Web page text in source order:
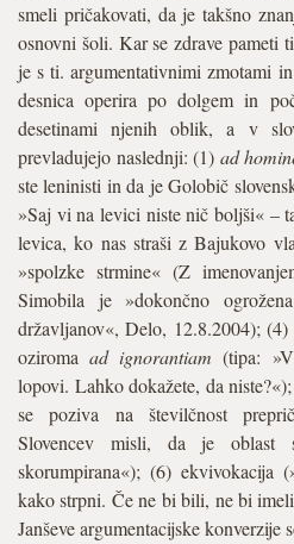
smeli pričakovati, da je takšno
osnovni šoli. Kar se zdrave pameti
je s ti. argumentativnimi zmotami
desnica operira po dolgem in
desetinami njenih oblik, a v
prevladujejo naslednji: (1) ad
ste leninisti in da je Golobič
»Saj vi na levici niste nič boljši« –
levica, ko nas straši z Bajukovo
»spolzke strmine« (Z
Simobila je »dokončno
državljanov«, Delo, 12.8.2004); (4)
oziromaad ignorantiam (tipa:
lopovi. Lahko dokažete, da
se poziva na številčnost
Slovencev misli, da je oblast
skorumpirana«); (6) ekvivokacija
kako strpni. Če ne bi bili, ne bi
Janševe argumentacijske konverzije